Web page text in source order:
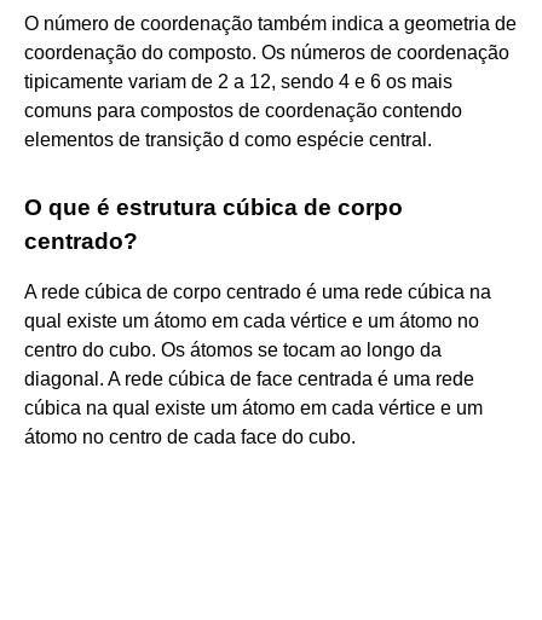
O número de coordenação também indica a geometria de
coordenação do composto. Os números de coordenação
tipicamente variam de 2 a 12, sendo 4 e 6 os mais
comuns para compostos de coordenação contendo
elementos de transição d como espécie central.
O que é estrutura cúbica de corpo
centrado?
A rede cúbica de corpo centrado é uma rede cúbica na
qual existe um átomo em cada vértice e um átomo no
centro do cubo. Os átomos se tocam ao longo da
diagonal. A rede cúbica de face centrada é uma rede
cúbica na qual existe um átomo em cada vértice e um
átomo no centro de cada face do cubo.